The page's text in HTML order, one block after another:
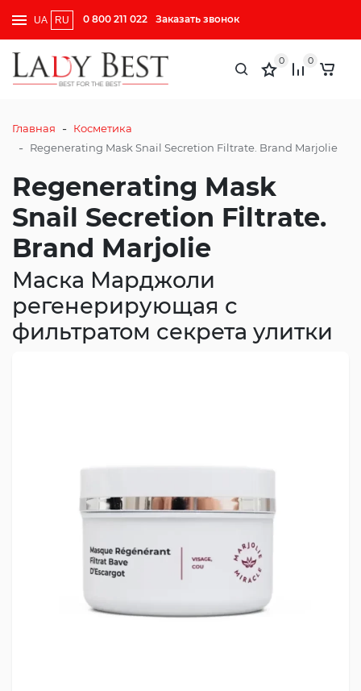
UA RU 0 800 211 022 Заказать звонок
0 0
Главная - Косметика
- Regenerating Mask Snail Secretion Filtrate. Brand Marjolie
Regenerating Mask
Snail Secretion Filtrate.
Brand Marjolie
Маска Марджоли
регенерирующая с
фильтратом секрета улитки